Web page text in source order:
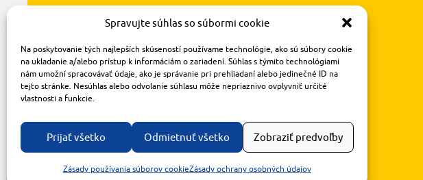
Spravujte súhlas so súbormi cookie
Na poskytovanie tých najlepších skúseností používame technológie, ako sú súbory cookie
na ukladanie a/alebo prístup k informáciám o zariadení. Súhlas s týmito technológiami
nám umožní spracovávať údaje, ako je správanie pri prehliadaní alebo jedinečné ID na
tejto stránke. Nesúhlas alebo odvolanie súhlasu môže nepriaznivo ovplyvniť určité
vlastnosti a funkcie.
Prijať všetko Odmietnuť všetko Zobraziť predvoľby
Zásady používania súborov cookieZásady ochrany osobných údajov